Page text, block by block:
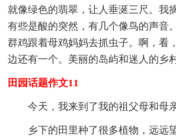
就像绿色的翡翠，让人垂涎三尺。我
有些是酸的突然，有几个像鸟的声音
群鸡跟着母鸡妈妈去抓虫子。啊，看
边还有一个。美丽的岛屿和迷人的乡
田园话题作文11
今天，我来到了我的祖父母和母亲
乡下的田里种了很多植物，远远